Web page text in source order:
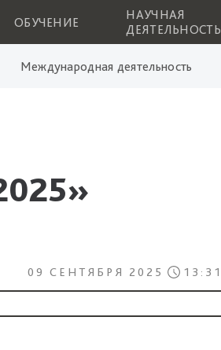
ОБУЧЕНИЕ
НАУЧНАЯ
ДЕЯТЕЛЬНОСТЬ
Международная деятельность
09 СЕНТЯБРЯ 2025 13:31